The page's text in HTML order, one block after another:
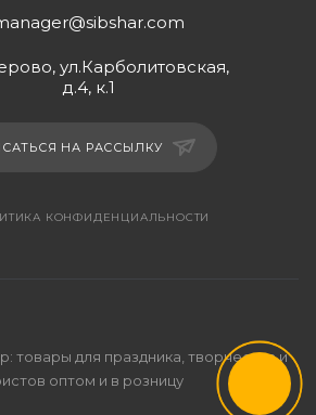
ул.Карболитовская,
д.4, к.1
НА РАССЫЛКУ
КОНФИДЕНЦИАЛЬНОСТИ
товары для праздника, творчества и
оптом и в розницу